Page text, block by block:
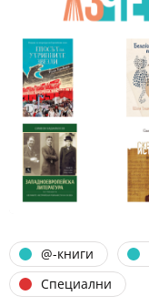
@-книги
Специални